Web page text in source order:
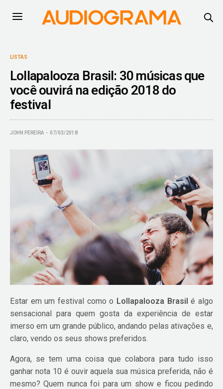
LISTAS
Lollapalooza Brasil: 30 músicas que
você ouvirá na edição 2018 do
festival
JOHN PEREIRA 07/03/2018
Estar em um festival como o Lollapalooza Brasil é algo
sensacional para quem gosta da experiência de estar
imerso em um grande público, andando pelas ativações e,
claro, vendo os seus shows preferidos.
Agora, se tem uma coisa que colabora para tudo isso
ganhar nota 10 é ouvir aquela sua música preferida, não é
mesmo? Quem nunca foi para um show e ficou pedindo